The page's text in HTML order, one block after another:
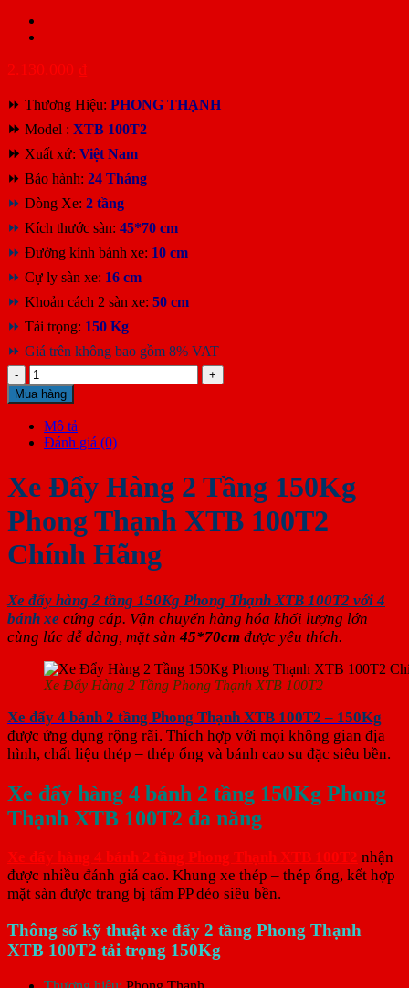
2.130.000 ₫
⏩ Thương Hiệu: PHONG THẠNH
⏩ Model : XTB 100T2
⏩ Xuất xứ: Việt Nam
⏩ Bảo hành: 24 Tháng
⏩ Dòng Xe: 2 tầng
⏩ Kích thước sàn: 45*70 cm
⏩ Đường kính bánh xe: 10 cm
⏩ Cự ly sàn xe: 16 cm
⏩ Khoản cách 2 sàn xe: 50 cm
⏩ Tải trọng: 150 Kg
⏩ Giá trên không bao gồm 8% VAT
Xe
Đẩy
2
Tầng
150Kg
Phong
XTB
số
Mua hàng
Mô tả
Đánh giá (0)
Xe Đẩy Hàng 2 Tầng 150Kg
Phong Thạnh XTB 100T2
Chính Hãng
Xe đẩy hàng 2 tầng 150Kg Phong Thạnh XTB 100T2 với 4
bánh xe cứng cáp. Vận chuyển hàng hóa khối lượng lớn
cùng lúc dễ dàng, mặt sàn45*70cm được yêu thích.
Xe Đẩy Hàng 2 Tầng Phong Thạnh XTB 100T2
Xe đẩy 4 bánh 2 tầng Phong Thạnh XTB 100T2 – 150Kg
được ứng dụng rộng rãi. Thích hợp với mọi không gian địa
hình, chất liệu thép – thép ống và bánh cao su đặc siêu bền.
Xe đẩy hàng 4 bánh 2 tầng 150Kg Phong
Thạnh XTB 100T2 đa năng
Xe đẩy hàng 4 bánh 2 tầng Phong Thạnh XTB 100T2 nhận
được nhiều đánh giá cao. Khung xe thép – thép ống, kết hợp
mặt sàn được trang bị tấm PP dẻo siêu bền.
Thông số kỹ thuật xe đẩy 2 tầng Phong Thạnh
XTB 100T2 tải trọng 150Kg